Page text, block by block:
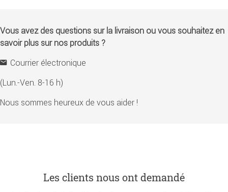
Vous avez des questions sur la livraison ou vous souhaitez en
savoir plus sur nos produits ?
Courrier électronique
(Lun.-Ven. 8-16 h)
Nous sommes heureux de vous aider !
Les clients nous ont demandé